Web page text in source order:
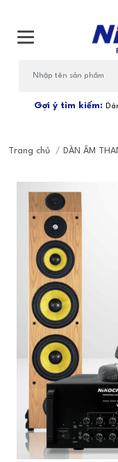
Gợi ý tìm kiếm:
Trang chủ / DÀN ÂM